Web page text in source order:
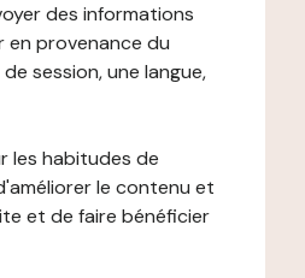
des informations
provenance du
session, une langue,
les habitudes de
le contenu et
et de faire bénéficier